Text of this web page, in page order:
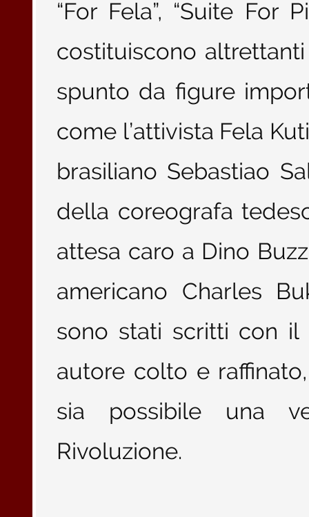
“For Fela”, “Suite For
costituiscono
spunto da figure
come l’attivista Fela
brasiliano Sebastiao
della coreografa
attesa caro a Dino
americano Charles
sono stati scritti con il
autore colto e
sia possibile una
Rivoluzione.